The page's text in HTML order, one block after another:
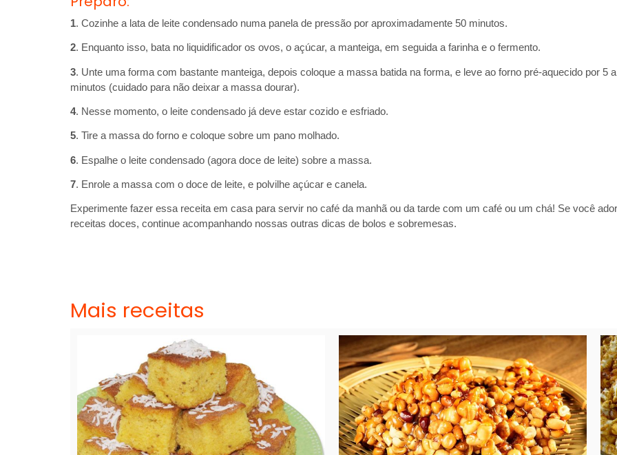
1. Cozinhe a lata de leite condensado numa panela de pressão por aproximadamente 50 minutos.
2. Enquanto isso, bata no liquidificador os ovos, o açúcar, a manteiga, em seguida a farinha e o fermento.
3. Unte uma forma com bastante manteiga, depois coloque a massa batida na forma, e leve ao forno pré-aquecido por 5
minutos (cuidado para não deixar a massa dourar).
4. Nesse momento, o leite condensado já deve estar cozido e esfriado.
5. Tire a massa do forno e coloque sobre um pano molhado.
6. Espalhe o leite condensado (agora doce de leite) sobre a massa.
7. Enrole a massa com o doce de leite, e polvilhe açúcar e canela.
Experimente fazer essa receita em casa para servir no café da manhã ou da tarde com um café ou um chá! Se você
receitas doces, continue acompanhando nossas outras dicas de bolos e sobremesas.
Mais receitas